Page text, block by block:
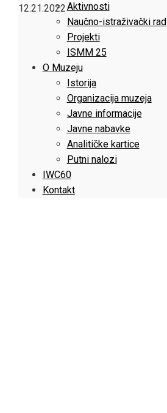
Aktivnosti
Naučno-istraživački rad
Projekti
ISMM 25
O Muzeju
Istorija
Organizacija muzeja
Javne informacije
Javne nabavke
Analitičke kartice
Putni nalozi
IWC60
Kontakt
12.21.2022